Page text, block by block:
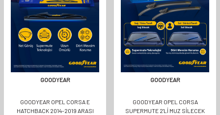
GOODYEAR
GOODYEAR OPEL CORSA E
HATCHBACK 2014-2019 ARASI
GOODYEAR
GOODYEAR OPEL CORSA
SUPERMUTE 2'LI MUZ SILECEK